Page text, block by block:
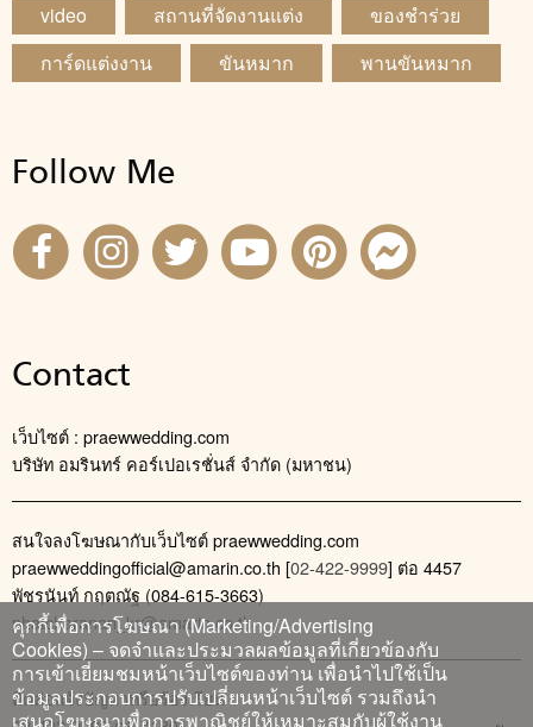
video
สถานที่จัดงานแต่ง
ของชำร่วย
การ์ดแต่งงาน
ขันหมาก พานขันหมาก
Follow Me
Contact
เว็บไซต์ : praewwedding.com
บริษัท อมรินทร์ คอร์เปอเรชั่นส์ จำกัด (มหาชน)
สนใจลงโฆษณากับเว็บไซต์ praewwedding.com
praewweddingofficial@amarin.co.th [02-422-9999] ต่อ 4457
พัชรนันท์ กฤตณัฐ (084-615-3663)
phatcharanan_kr@amarin.co.th
ติดต่อแจ้งปัญหาหรือร้องเรียน
คุกกี้เพื่อการโฆษณา (Marketing/Advertising
Cookies) – จดจำและประมวลผลข้อมูลที่เกี่ยวข้องกับ
การเข้าเยี่ยมชมหน้าเว็บไซต์ของท่าน เพื่อนำไปใช้เป็น
ข้อมูลประกอบการปรับเปลี่ยนหน้าเว็บไซต์ รวมถึงนำ
เสนอโฆษณาเพื่อการพาณิชย์ให้เหมาะสมกับผู้ใช้งาน